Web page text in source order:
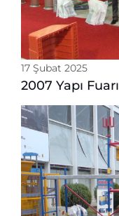
17 Şubat 2025
2007 Yapı Fuarı